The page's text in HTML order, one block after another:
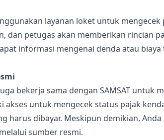
layanan loket untuk
dan petugas akan memberikan rincian
informasi mengenai denda atau
bekerja sama dengan SAMSAT untuk
akses untuk mengecek status pajak
harus dibayar. Meskipun demikian,
sumber resmi.